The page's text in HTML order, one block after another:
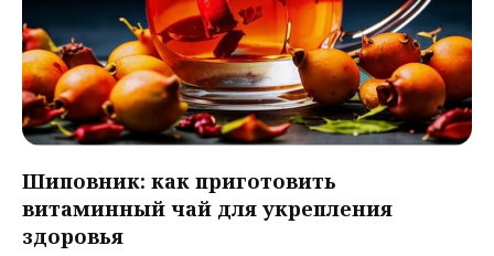
Шиповник: как приготовить
витаминный чай для укрепления
здоровья